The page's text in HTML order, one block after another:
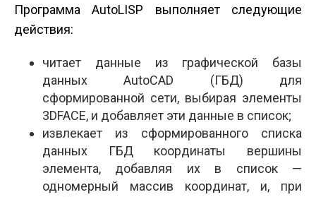
Программа AutoLISP выполняет следующие
действия:
читает данные из графической базы
данных AutoCAD (ГБД) для
сформированной сети, выбирая элементы
3DFACE, и добавляет эти данные в список;
извлекает из сформированного списка
данных ГБД координаты вершины
элемента, добавляя их в список —
одномерный массив координат, и, при